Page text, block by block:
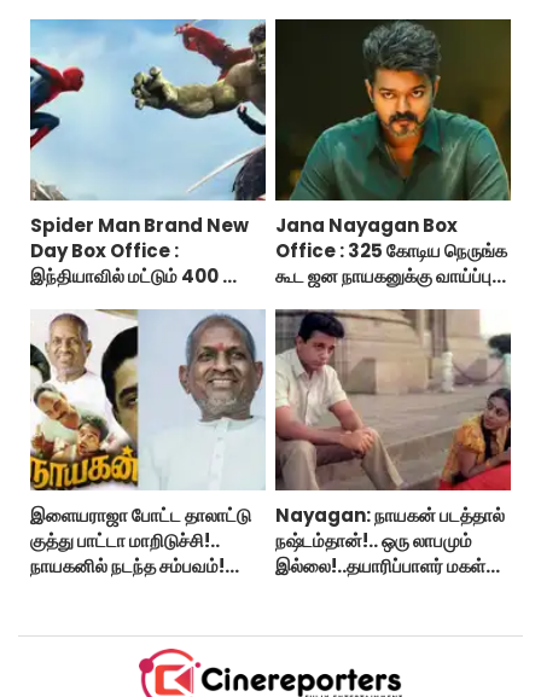
Spider Man Brand New
Day Box Office :
இந்தியாவில் மட்டும் 400 கோடி
பிராண்ட் நியூ டே?
Jana Nayagan Box
Office : 325 கோடிய நெருங்க
கூட ஜன நாயகனுக்கு வாய்ப்பு
இளையராஜா போட்ட தாலாட்டு
குத்து பாட்டா மாறிடுச்சி!..
நாயகனில் நடந்த சம்பவம்!...
Nayagan: நாயகன் படத்தால்
நஷ்டம்தான்!.. ஒரு லாபமும்
இல்லை!..தயாரிப்பாளர் மகள்